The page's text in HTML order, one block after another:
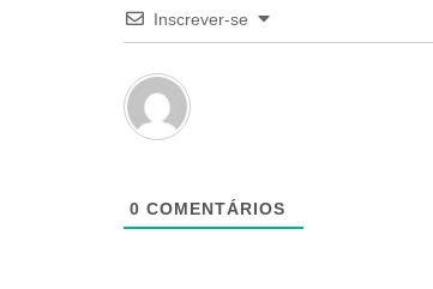
Inscrever-se
0 COMENTÁRIOS